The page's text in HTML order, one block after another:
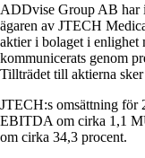
ADDvise Group AB har
ägaren av JTECH
aktier i bolaget i enlighet
kommunicerats genom
Tillträdet till aktierna
JTECH:s omsättning för
EBITDA om cirka 1,1
om cirka 34,3 procent.